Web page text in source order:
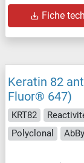
Fiche
Keratin 82
Fluor® 647)
KRT82
Polyclonal